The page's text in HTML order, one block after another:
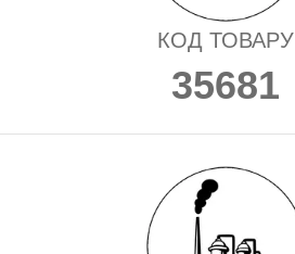
КОД ТОВАРУ
35681